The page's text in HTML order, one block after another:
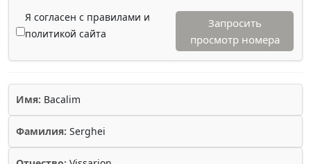
Я согласен с правилами и
политикой сайта
Запросить
просмотр номера
Имя: Bacalim
Фамилия: Serghei